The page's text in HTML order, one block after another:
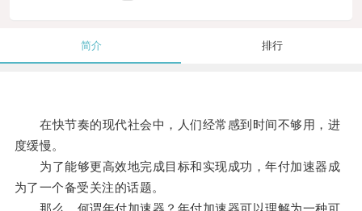
简介 排行
在快节奏的现代社会中，人们经常感到时间不够用，进
度缓慢。
为了能够更高效地完成目标和实现成功，年付加速器成
为了一个备受关注的话题。